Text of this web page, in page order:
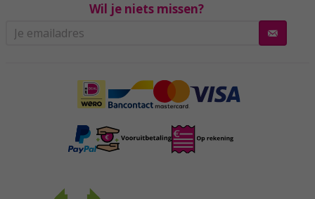
Wil je niets missen?